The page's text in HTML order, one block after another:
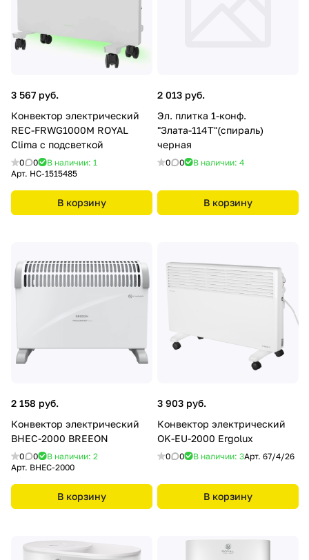
3 567 руб.
Конвектор электрический
REC-FRWG1000M ROYAL
Clima с подсветкой
0 0
В наличии: 1
Арт. НС-1515485
В корзину
2 013 руб.
Эл. плитка 1-конф.
"Злата-114Т"(спираль)
черная
0 0 В наличии: 4
В корзину
2 158 руб.
Конвектор электрический
BHEС-2000 BREEON
0 0
В наличии: 2
Арт. BHEС-2000
В корзину
3 903 руб.
Конвектор электрический
OK-EU-2000 Ergolux
0 0 В наличии: 3Арт. 67/4/26
В корзину